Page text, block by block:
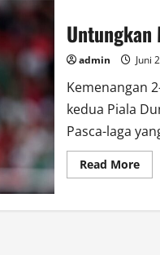
Untungkan
admin Juni
Kemenangan
kedua Piala
Pasca-laga
Read MoreRead